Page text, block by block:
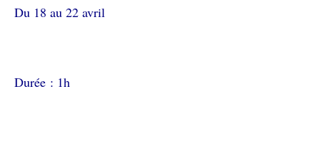
Du 18 au 22 avril
Durée : 1h